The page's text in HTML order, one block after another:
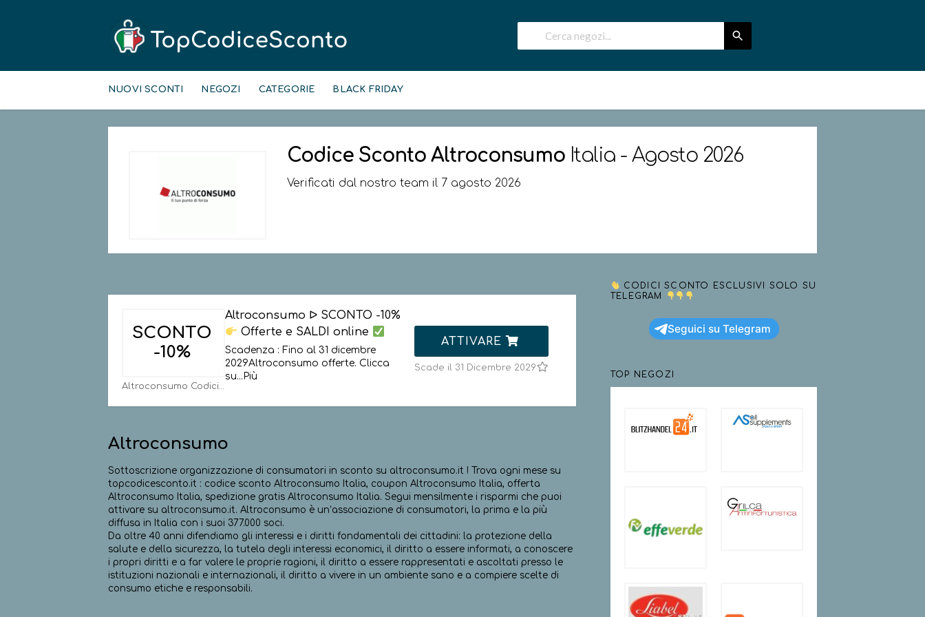
to
NUOVI SCONTI NEGOZI CATEGORIE BLACK FRIDAY
Codice Sconto Altroconsumo Italia - Agosto 2026
Verificati dal nostro team il 7 agosto 2026
SCONTO
-10%
Altroconsumo Codici
Altroconsumo ᐅ SCONTO -10%
Offerte e SALDI online
Scadenza : Fino al 31 dicembre
2029Altroconsumo offerte. Clicca
su... Più
ATTIVARE
Scade il 31 Dicembre 2029
Altroconsumo
Sottoscrizione organizzazione di consumatori in sconto su altroconsumo.it ! Trova ogni mese su
topcodicesconto.it : codice sconto Altroconsumo Italia, coupon Altroconsumo Italia, offerta
Altroconsumo Italia, spedizione gratis Altroconsumo Italia. Segui mensilmente i risparmi che puoi
attivare su altroconsumo.it. Altroconsumo è un’associazione di consumatori, la prima e la più
diffusa in Italia con i suoi 377.000 soci.
Da oltre 40 anni difendiamo gli interessi e i diritti fondamentali dei cittadini: la protezione della
salute e della sicurezza, la tutela degli interessi economici, il diritto a essere informati, a conoscere
i propri diritti e a far valere le proprie ragioni, il diritto a essere rappresentati e ascoltati presso le
istituzioni nazionali e internazionali, il diritto a vivere in un ambiente sano e a compiere scelte di
consumo etiche e responsabili.
CODICI SCONTO ESCLUSIVI SOLO SU
TELEGRAM
Seguici su Telegram
TOP NEGOZI